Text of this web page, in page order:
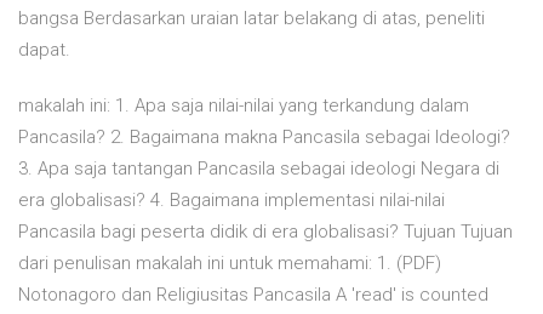
bangsa Berdasarkan uraian latar belakang di atas, peneliti
dapat.
makalah ini: 1. Apa saja nilai-nilai yang terkandung dalam
Pancasila? 2. Bagaimana makna Pancasila sebagai Ideologi?
3. Apa saja tantangan Pancasila sebagai ideologi Negara di
era globalisasi? 4. Bagaimana implementasi nilai-nilai
Pancasila bagi peserta didik di era globalisasi? Tujuan Tujuan
dari penulisan makalah ini untuk memahami: 1. (PDF)
Notonagoro dan Religiusitas Pancasila A 'read' is counted